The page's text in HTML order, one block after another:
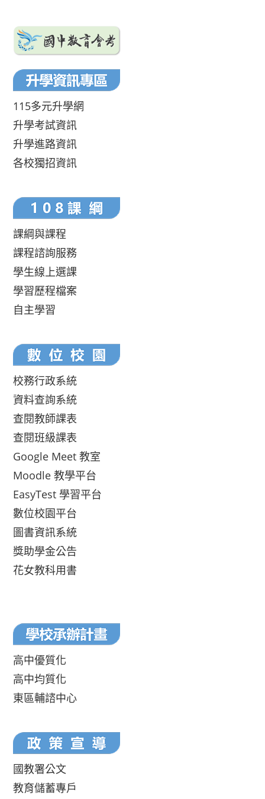
115多元升學網
升學考試資訊
升學進路資訊
各校獨招資訊
課綱與課程
課程諮詢服務
學生線上選課
學習歷程檔案
自主學習
校務行政系統
資料查詢系統
查閱教師課表
查閱班級課表
Google Meet 教室
Moodle 教學平台
EasyTest 學習平台
數位校園平台
圖書資訊系統
獎助學金公告
花女教科用書
高中優質化
高中均質化
東區輔諮中心
國教署公文
教育儲蓄專戶